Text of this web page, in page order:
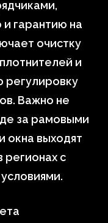
гарантию на
очистку
и
регулировку
Важно не
за рамовыми
окна выходят
регионах с